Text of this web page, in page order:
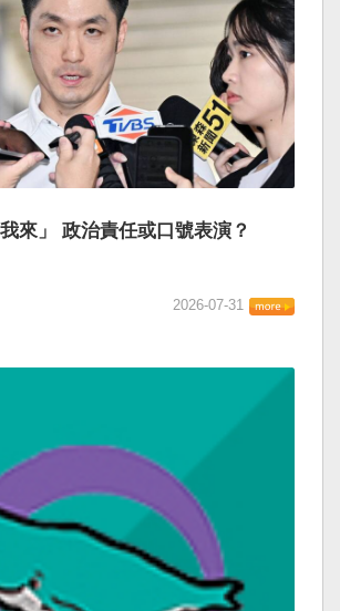
我來」 政治責任或口號表演？
2026-07-31